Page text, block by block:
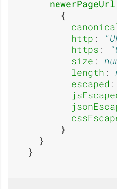
u
c
u
newerPageUrl
http :
https :
size :
length :
escaped :